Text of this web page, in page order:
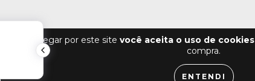
Ao navegar por este site você aceita o uso de cookies
compra.
ENTENDI